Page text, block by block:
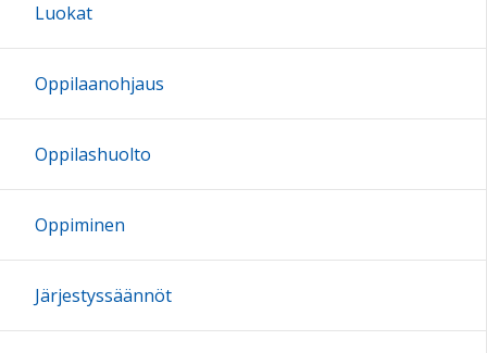
Luokat
Oppilaanohjaus
Oppilashuolto
Oppiminen
Järjestyssäännöt